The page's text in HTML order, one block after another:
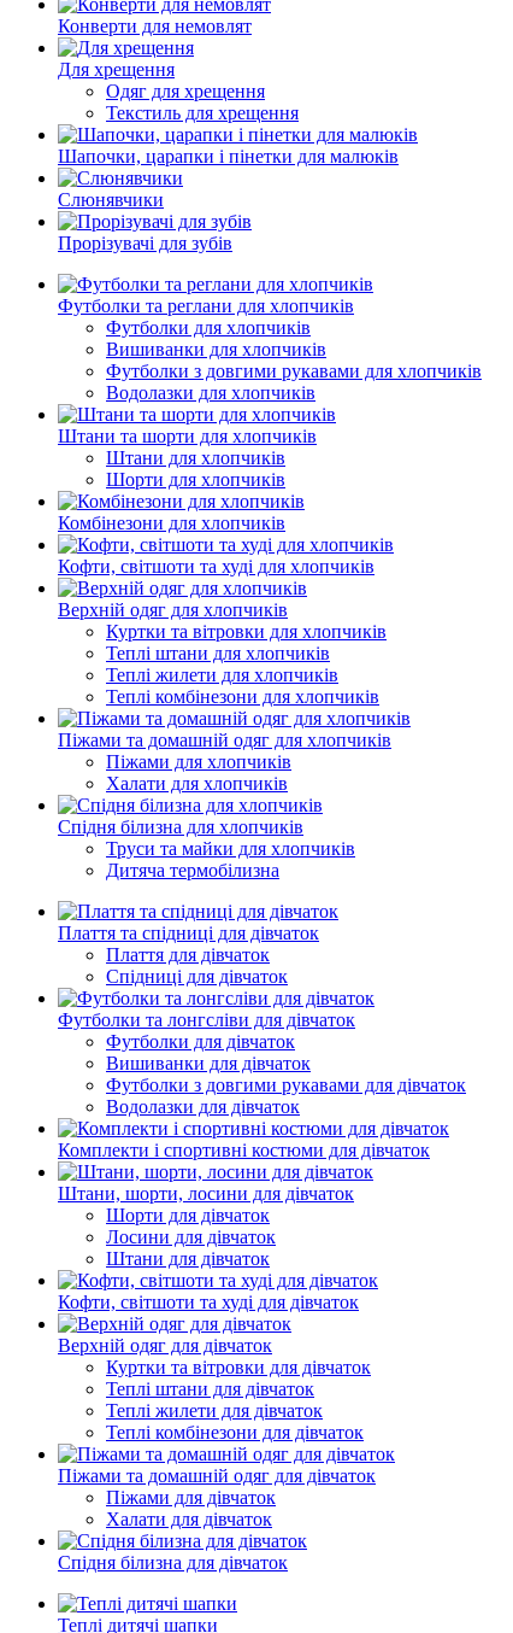
Конверти для немовлят
Для хрещення
Одяг для хрещення
Текстиль для хрещення
Шапочки, царапки і пінетки для малюків
Слюнявчики
Прорізувачі для зубів
Футболки та реглани для хлопчиків
Футболки для хлопчиків
Вишиванки для хлопчиків
Футболки з довгими рукавами для хлопчиків
Водолазки для хлопчиків
Штани та шорти для хлопчиків
Штани для хлопчиків
Шорти для хлопчиків
Комбінезони для хлопчиків
Кофти, світшоти та худі для хлопчиків
Верхній одяг для хлопчиків
Куртки та вітровки для хлопчиків
Теплі штани для хлопчиків
Теплі жилети для хлопчиків
Теплі комбінезони для хлопчиків
Піжами та домашній одяг для хлопчиків
Піжами для хлопчиків
Халати для хлопчиків
Спідня білизна для хлопчиків
Труси та майки для хлопчиків
Дитяча термобілизна
Плаття та спідниці для дівчаток
Плаття для дівчаток
Спідниці для дівчаток
Футболки та лонгсліви для дівчаток
Футболки для дівчаток
Вишиванки для дівчаток
Футболки з довгими рукавами для дівчаток
Водолазки для дівчаток
Комплекти і спортивні костюми для дівчаток
Штани, шорти, лосини для дівчаток
Шорти для дівчаток
Лосини для дівчаток
Штани для дівчаток
Кофти, світшоти та худі для дівчаток
Верхній одяг для дівчаток
Куртки та вітровки для дівчаток
Теплі штани для дівчаток
Теплі жилети для дівчаток
Теплі комбінезони для дівчаток
Піжами та домашній одяг для дівчаток
Піжами для дівчаток
Халати для дівчаток
Спідня білизна для дівчаток
Теплі дитячі шапки